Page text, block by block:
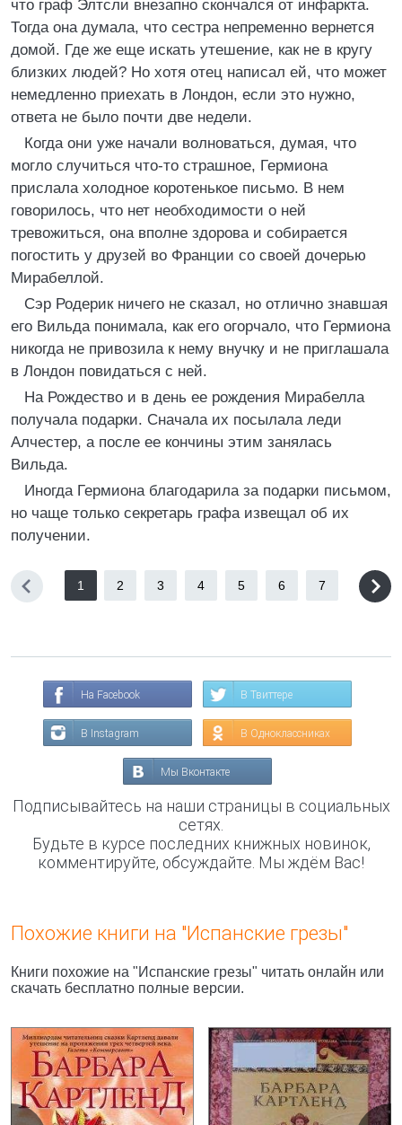
что граф Элтсли внезапно скончался от инфаркта.
Тогда она думала, что сестра непременно вернется
домой. Где же еще искать утешение, как не в кругу
близких людей? Но хотя отец написал ей, что может
немедленно приехать в Лондон, если это нужно,
ответа не было почти две недели.
Когда они уже начали волноваться, думая, что
могло случиться что-то страшное, Гермиона
прислала холодное коротенькое письмо. В нем
говорилось, что нет необходимости о ней
тревожиться, она вполне здорова и собирается
погостить у друзей во Франции со своей дочерью
Мирабеллой.
Сэр Родерик ничего не сказал, но отлично знавшая
его Вильда понимала, как его огорчало, что Гермиона
никогда не привозила к нему внучку и не приглашала
в Лондон повидаться с ней.
На Рождество и в день ее рождения Мирабелла
получала подарки. Сначала их посылала леди
Алчестер, а после ее кончины этим занялась
Вильда.
Иногда Гермиона благодарила за подарки письмом,
но чаще только секретарь графа извещал об их
получении.
1 2 3 4 5 6 7
На Facebook В Твиттере
В Instagram В Одноклассниках
Мы Вконтакте
Подписывайтесь на наши страницы в социальных
сетях.
Будьте в курсе последних книжных новинок,
комментируйте, обсуждайте. Мы ждём Вас!
Похожие книги на "Испанские грезы"
Книги похожие на "Испанские грезы" читать онлайн или
скачать бесплатно полные версии.